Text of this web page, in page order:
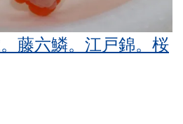
藤六鱗。江戸錦。桜